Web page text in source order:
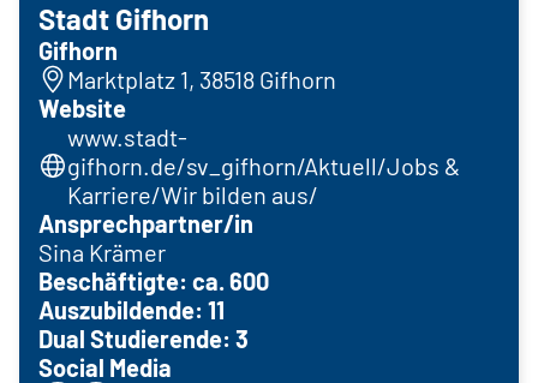
Stadt Gifhorn
Gifhorn
Marktplatz 1, 38518 Gifhorn
Website
www.stadt-
gifhorn.de/sv_gifhorn/Aktuell/Jobs &
Karriere/Wir bilden aus/
Ansprechpartner/in
Sina Krämer
Beschäftigte: ca. 600
Auszubildende: 11
Dual Studierende: 3
Social Media